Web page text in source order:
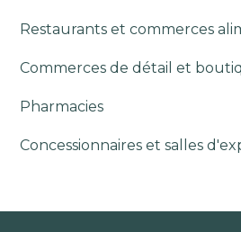
Restaurants et commerces
Commerces de détail et
Pharmacies
Concessionnaires et salles